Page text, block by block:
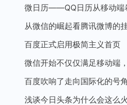
微日历——QQ日历从移动端
从微信的崛起看腾讯微博的
百度正式启用极简主义首页
微信开始不仅仅满足移动端
百度吹响了走向国际化的号角
浅谈今日头条为什么会这么火